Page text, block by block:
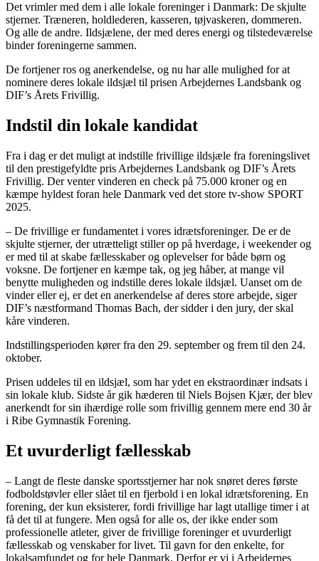
Det vrimler med dem i alle lokale foreninger i Danmark: De skjulte
stjerner. Træneren, holdlederen, kasseren, tøjvaskeren, dommeren.
Og alle de andre. Ildsjælene, der med deres energi og tilstedeværelse
binder foreningerne sammen.
De fortjener ros og anerkendelse, og nu har alle mulighed for at
nominere deres lokale ildsjæl til prisen Arbejdernes Landsbank og
DIF’s Årets Frivillig.
Indstil din lokale kandidat
Fra i dag er det muligt at indstille frivillige ildsjæle fra foreningslivet
til den prestigefyldte pris Arbejdernes Landsbank og DIF’s Årets
Frivillig. Der venter vinderen en check på 75.000 kroner og en
kæmpe hyldest foran hele Danmark ved det store tv-show SPORT
2025.
– De frivillige er fundamentet i vores idrætsforeninger. De er de
skjulte stjerner, der utrætteligt stiller op på hverdage, i weekender og
er med til at skabe fællesskaber og oplevelser for både børn og
voksne. De fortjener en kæmpe tak, og jeg håber, at mange vil
benytte muligheden og indstille deres lokale ildsjæl. Uanset om de
vinder eller ej, er det en anerkendelse af deres store arbejde, siger
DIF’s næstformand Thomas Bach, der sidder i den jury, der skal
kåre vinderen.
Indstillingsperioden kører fra den 29. september og frem til den 24.
oktober.
Prisen uddeles til en ildsjæl, som har ydet en ekstraordinær indsats i
sin lokale klub. Sidste år gik hæderen til Niels Bojsen Kjær, der blev
anerkendt for sin ihærdige rolle som frivillig gennem mere end 30 år
i Ribe Gymnastik Forening.
Et uvurderligt fællesskab
– Langt de fleste danske sportsstjerner har nok snøret deres første
fodboldstøvler eller slået til en fjerbold i en lokal idrætsforening. En
forening, der kun eksisterer, fordi frivillige har lagt utallige timer i at
få det til at fungere. Men også for alle os, der ikke ender som
professionelle atleter, giver de frivillige foreninger et uvurderligt
fællesskab og venskaber for livet. Til gavn for den enkelte, for
lokalsamfundet og for hele Danmark. Derfor er vi i Arbejdernes